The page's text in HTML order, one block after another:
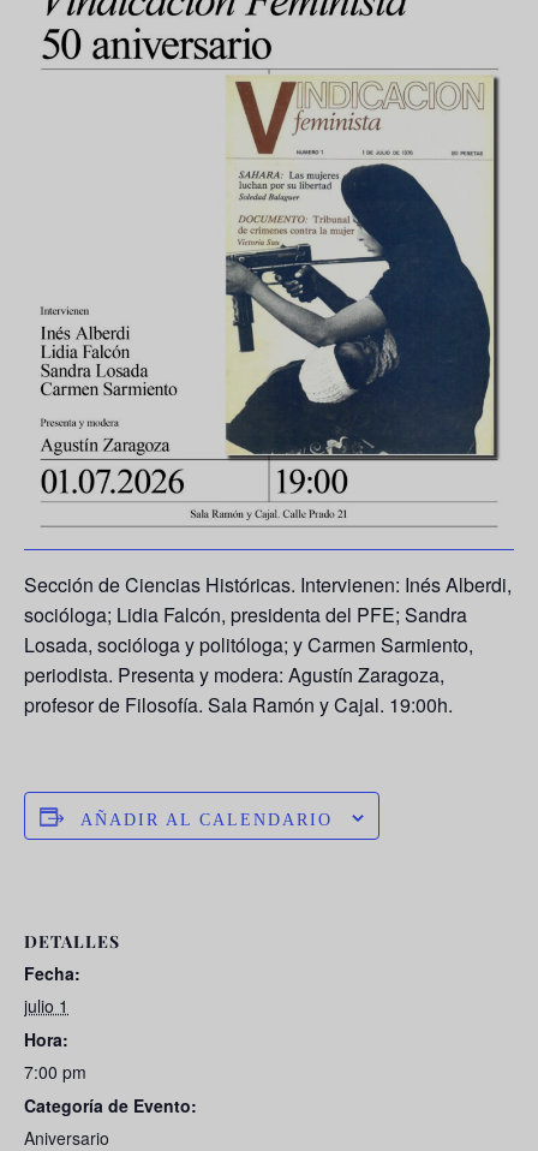
Sección de Ciencias Históricas. Intervienen: Inés Alberdi,
socióloga; Lidia Falcón, presidenta del PFE; Sandra
Losada, socióloga y politóloga; y Carmen Sarmiento,
periodista. Presenta y modera: Agustín Zaragoza,
profesor de Filosofía. Sala Ramón y Cajal. 19:00h.
AÑADIR AL CALENDARIO
DETALLES
Fecha:
julio 1
Hora:
7:00 pm
Categoría de Evento:
Aniversario